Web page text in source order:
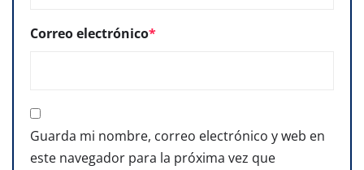
Correo electrónico*
Guarda mi nombre, correo electrónico y web en
este navegador para la próxima vez que